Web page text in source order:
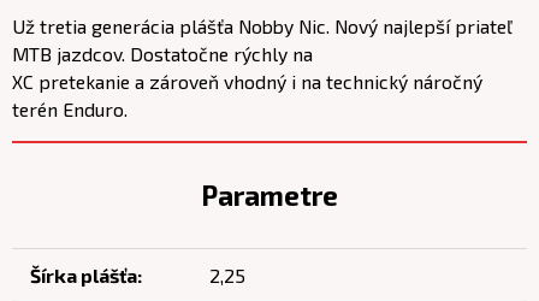
Už tretia generácia plášťa Nobby Nic. Nový najlepší priateľ
MTB jazdcov. Dostatočne rýchly na
XC pretekanie a zároveň vhodný i na technický náročný
terén Enduro.
Parametre
Šírka plášťa: 2,25